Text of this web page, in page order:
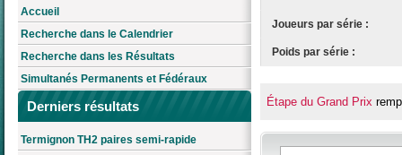
Accueil
Recherche dans le Calendrier
Recherche dans les Résultats
Simultanés Permanents et Fédéraux
Derniers résultats
Termignon TH2 paires semi-rapide
Joueurs par série :
Poids par série :
Étape du Grand Prix